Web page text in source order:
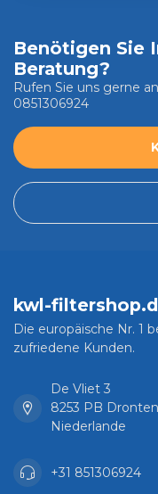
Benötigen Sie
Beratung?
Rufen Sie uns gerne
0851306924
kwl-
Die europäische Nr. 1
zufriedene Kunden.
De Vliet 3
8253 PB Dronten
Niederlande
+31 851306924